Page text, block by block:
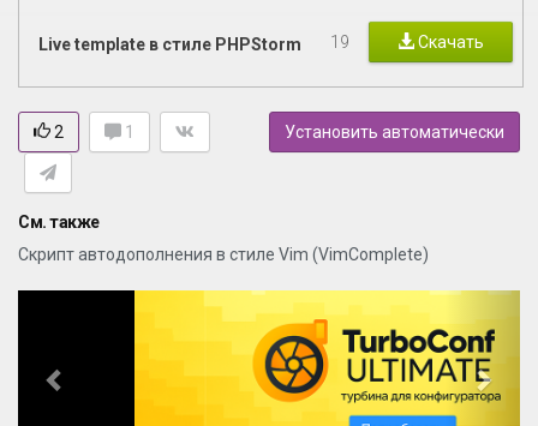
Live template в стиле PHPStorm 19 Скачать
Установить автоматически
2 1
См. также
Скрипт автодополнения в стиле Vim (VimComplete)
e
e
x
t